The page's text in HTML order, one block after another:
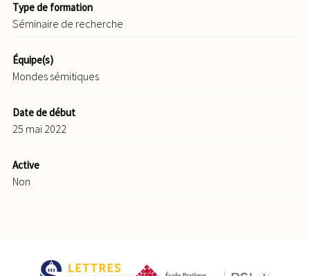
Type de formation
Séminaire de recherche
Équipe(s)
Mondes sémitiques
Date de début
25 mai 2022
Active
Non